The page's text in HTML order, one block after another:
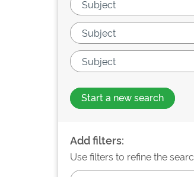
Start a new search
Add filters:
Use filters to refine the